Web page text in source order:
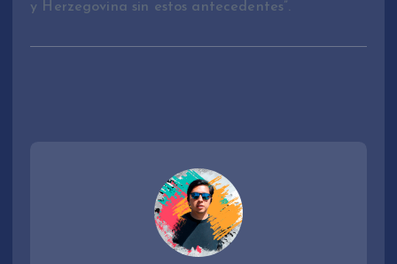
y Herzegovina sin estos antecedentes”.